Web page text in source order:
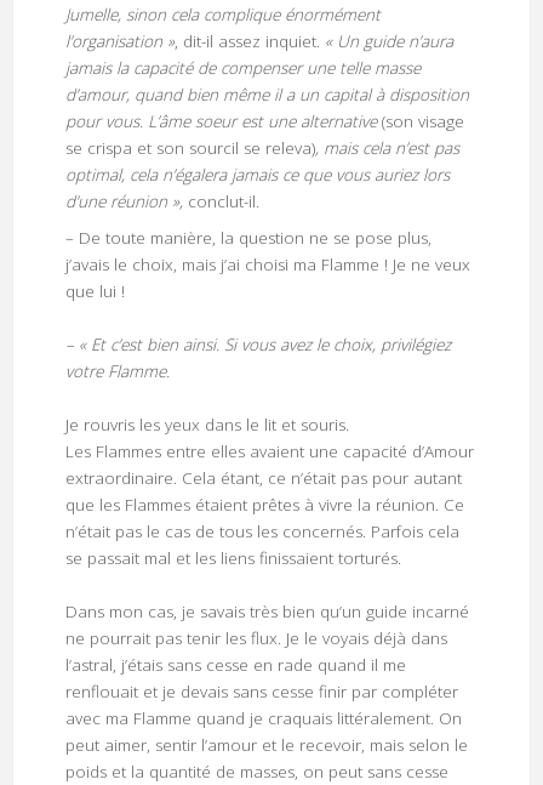
Jumelle, sinon cela complique énormément
l’organisation », dit-il assez inquiet. « Un guide n’aura
jamais la capacité de compenser une telle masse
d’amour, quand bien même il a un capital à disposition
pour vous. L’âme soeur est une alternative(son visage
se crispa et son sourcil se releva), mais cela n’est pas
optimal, cela n’égalera jamais ce que vous auriez lors
d’une réunion »,conclut-il.
– De toute manière, la question ne se pose plus,
j’avais le choix, mais j’ai choisi ma Flamme ! Je ne veux
que lui !
– « Et c’est bien ainsi. Si vous avez le choix, privilégiez
votre Flamme.
Je rouvris les yeux dans le lit et souris.
Les Flammes entre elles avaient une capacité d’Amour
extraordinaire. Cela étant, ce n’était pas pour autant
que les Flammes étaient prêtes à vivre la réunion. Ce
n’était pas le cas de tous les concernés. Parfois cela
se passait mal et les liens finissaient torturés.
Dans mon cas, je savais très bien qu’un guide incarné
ne pourrait pas tenir les flux. Je le voyais déjà dans
l’astral, j’étais sans cesse en rade quand il me
renflouait et je devais sans cesse finir par compléter
avec ma Flamme quand je craquais littéralement. On
peut aimer, sentir l’amour et le recevoir, mais selon le
poids et la quantité de masses, on peut sans cesse